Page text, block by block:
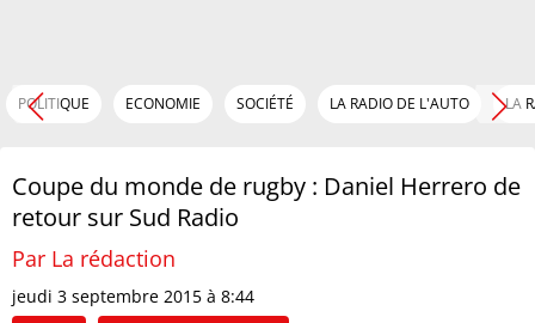
POLITIQUE ECONOMIE SOCIÉTÉ LA RADIO DE L'AUTO LA
Coupe du monde de rugby : Daniel Herrero de
retour sur Sud Radio
Par La rédaction
jeudi 3 septembre 2015 à 8:44